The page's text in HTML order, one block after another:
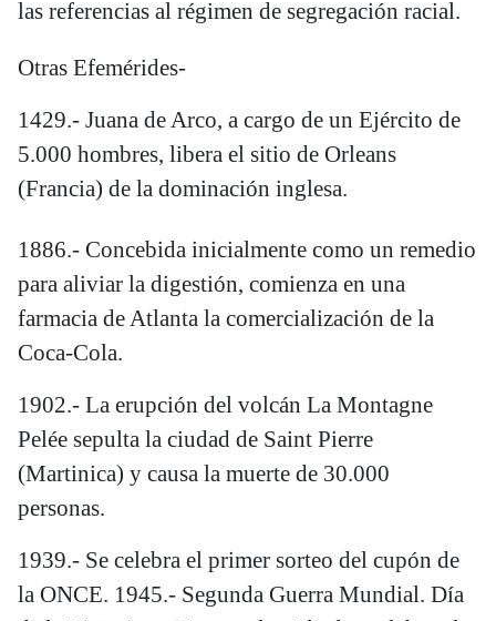
las referencias al régimen de segregación racial.
Otras Efemérides-
1429.- Juana de Arco, a cargo de un Ejército de
5.000 hombres, libera el sitio de Orleans
(Francia) de la dominación inglesa.
1886.- Concebida inicialmente como un remedio
para aliviar la digestión, comienza en una
farmacia de Atlanta la comercialización de la
Coca-Cola.
1902.- La erupción del volcán La Montagne
Pelée sepulta la ciudad de Saint Pierre
(Martinica) y causa la muerte de 30.000
personas.
1939.- Se celebra el primer sorteo del cupón de
la ONCE. 1945.- Segunda Guerra Mundial. Día